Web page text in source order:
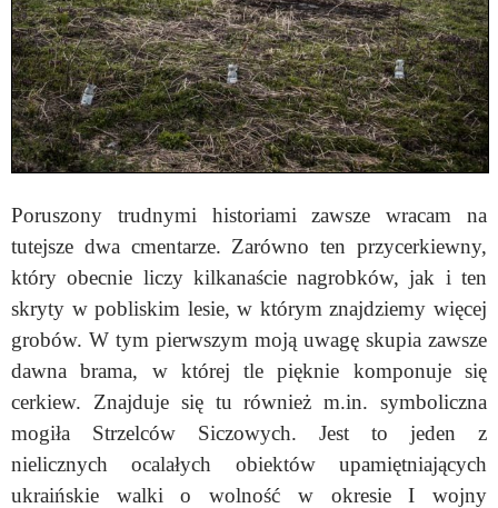
Poruszony trudnymi historiami zawsze wracam na
tutejsze dwa cmentarze. Zarówno ten przycerkiewny,
który obecnie liczy kilkanaście nagrobków, jak i ten
skryty w pobliskim lesie, w którym znajdziemy więcej
grobów. W tym pierwszym moją uwagę skupia zawsze
dawna brama, w której tle pięknie komponuje się
cerkiew. Znajduje się tu również m.in. symboliczna
mogiła Strzelców Siczowych. Jest to jeden z
nielicznych ocalałych obiektów upamiętniających
ukraińskie walki o wolność w okresie I wojny